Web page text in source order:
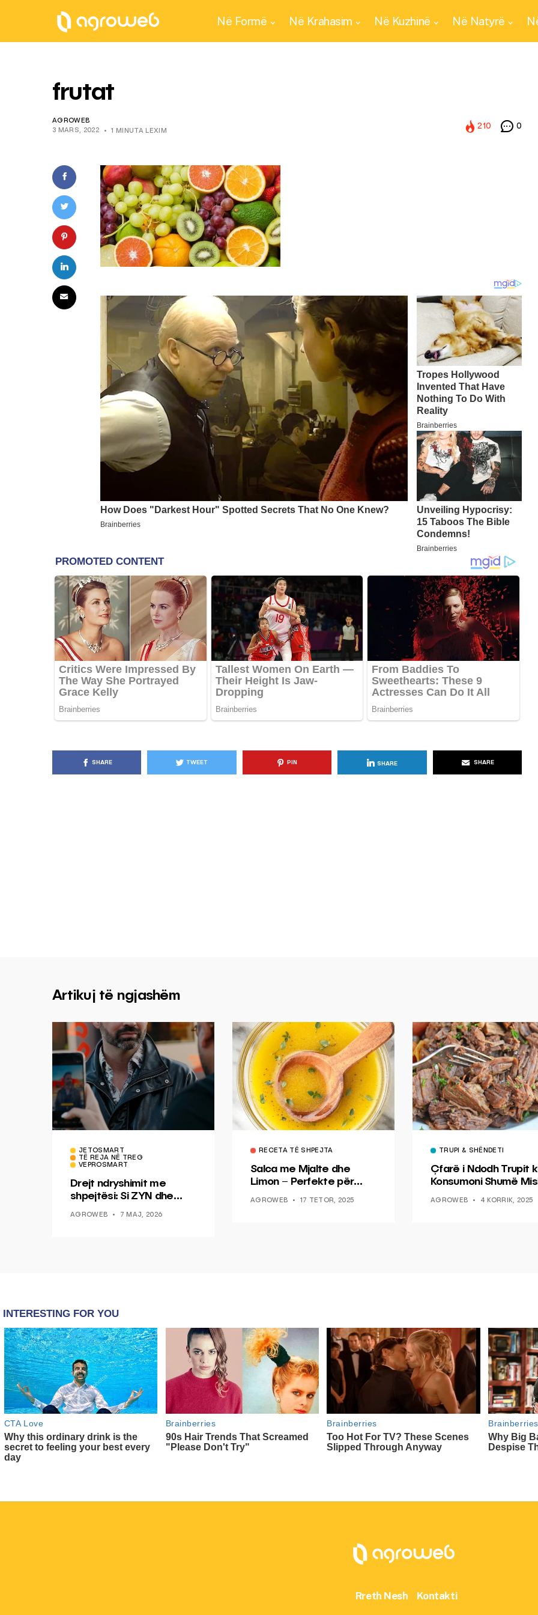
Në Formë Në Krahasim Në Kuzhinë Në Natyrë
frutat
AGROWEB
3 MARS, 2022
1 MINUTA LEXIM
210 0
SHARE TWEET PIN SHARE SHARE
KËSHILLA & IDE
Pse Nuk Duhet të Përdorni
Letrën e Aluminit për Ruajtjen
e Ushqimeve
AGROWEB 7 QERSHOR, 2025
KËSHILLA & IDE
Rreziqet dhe Problemet që
Vijnë Nga Akulloret e
Vjetëruara
AGROWEB 10 QERSHOR, 2025
Artikuj të ngjashëm
JETOSMART
TË REJA NË TREG
VEPROSMART
Drejt ndryshimit me
shpejtësi: Si ZYN dhe
epokë të re pa tym
AGROWEB 7 MAJ, 2026
RECETA TË SHPEJTA
Salca me Mjalte dhe
Limon – Perfekte për
AGROWEB 17 TETOR, 2025
TRUPI & SHËNDETI
Çfarë i Ndodh Trupit
Konsumoni Shumë
AGROWEB 4 KORRIK, 2025
Rreth Nesh Kontakti